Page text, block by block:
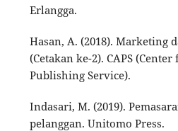
Erlangga.
Hasan, A. (2018). Marketing
(Cetakan ke-2). CAPS
Publishing Service).
Indasari, M. (2019).
pelanggan. Unitomo Press.